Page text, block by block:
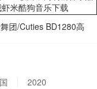
米酷狗音乐下载
团/Cuties BD1280高
2020